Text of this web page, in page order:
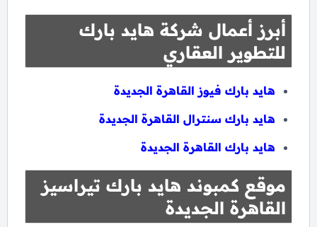
أبرز أعمال شركة هايد بارك
للتطوير العقاري
هايد بارك فيوز القاهرة الجديدة
هايد بارك سنترال القاهرة الجديدة
هايد بارك القاهرة الجديدة
موقع كمبوند هايد بارك تيراسيز
القاهرة الجديدة